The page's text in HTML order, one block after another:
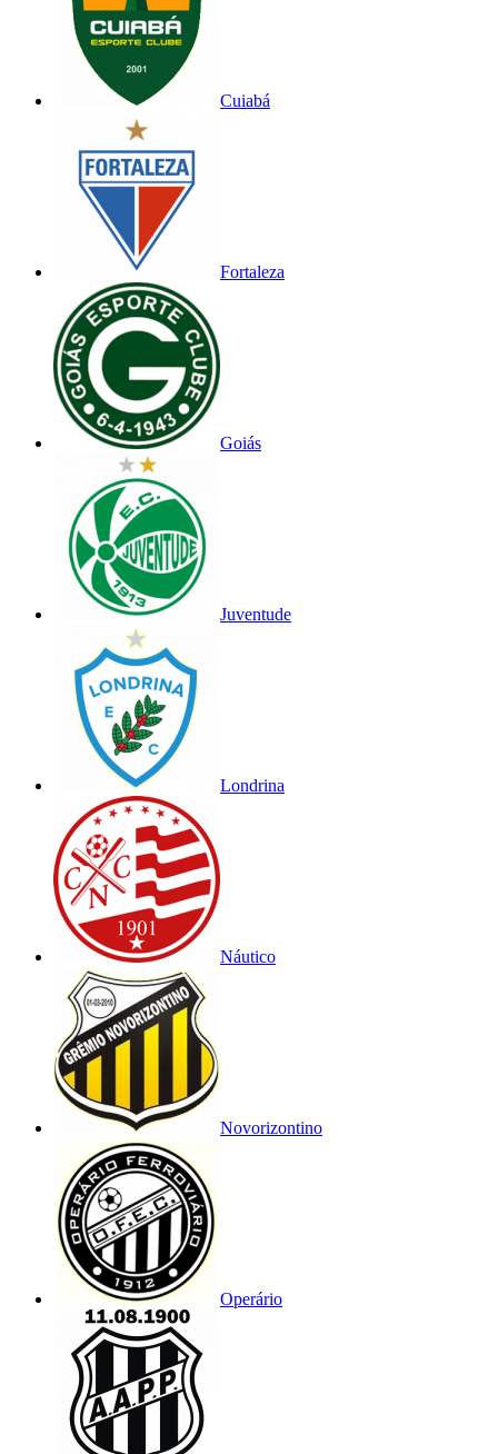
Cuiabá
Fortaleza
Goiás
Juventude
Londrina
Náutico
Novorizontino
Operário